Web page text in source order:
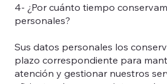
4- ¿Por cuánto tiempo
personales?
Sus datos personales los
plazo correspondiente para
atención y gestionar nuestros